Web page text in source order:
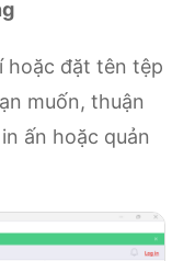
hoặc đặt tên tệp
muốn, thuận
ấn hoặc quản